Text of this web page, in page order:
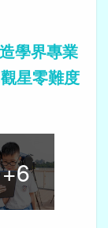
學界專業
星零難度
+6